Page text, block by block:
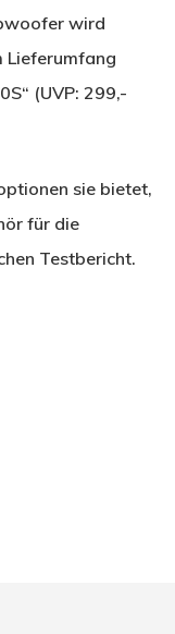
wird
Lieferumfang
(UVP: 299,-
sie bietet,
für die
Testbericht.